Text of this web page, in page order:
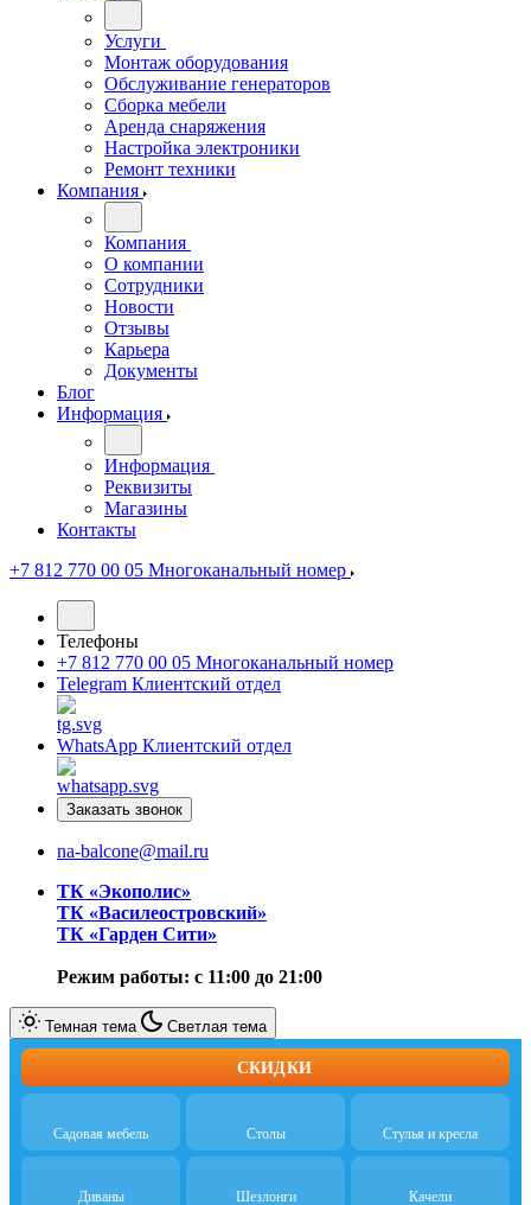
Услуги
Монтаж оборудования
Обслуживание генераторов
Сборка мебели
Аренда снаряжения
Настройка электроники
Ремонт техники
Компания
Компания
О компании
Сотрудники
Новости
Отзывы
Карьера
Документы
Блог
Информация
Информация
Реквизиты
Магазины
Контакты
+7 812 770 00 05 Многоканальный номер
Телефоны
+7 812 770 00 05 Многоканальный номер
Telegram Клиентский отдел
WhatsApp Клиентский отдел
Заказать звонок
na-balcone@mail.ru
ТК «Экополис»
ТК «Василеостровский»
ТК «Гарден Сити»
Режим работы: с 11:00 до 21:00
Темная тема Светлая тема
СКИДКИ
Садовая мебель Столы Стулья и кресла
Диваны Шезлонги Качели